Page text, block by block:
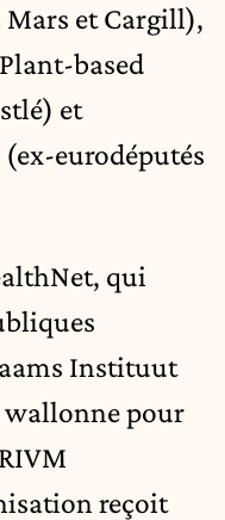
et Cargill),
based
et
eurodéputés
qui
Instituut
wallonne pour
reçoit